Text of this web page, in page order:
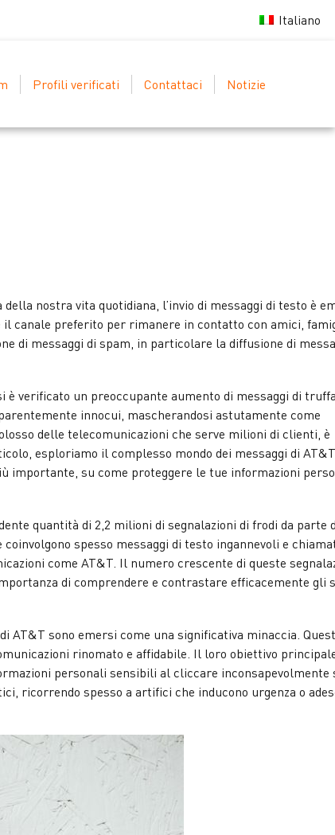
Italiano
Profili verificati Contattaci Notizie
nostra vita quotidiana, l’invio di messaggi di testo è
il canale preferito per rimanere in contatto con amici,
di messaggi di spam, in particolare la diffusione di
è verificato un preoccupante aumento di messaggi di
innocui, mascherandosi astutamente come
delle telecomunicazioni che serve milioni di clienti, è
esploriamo il complesso mondo dei messaggi di AT&T
importante, su come proteggere le tue informazioni
quantità di 2,2 milioni di segnalazioni di frodi da parte
spesso messaggi di testo ingannevoli e
come AT&T. Il numero crescente di queste
di comprendere e contrastare efficacemente gli
AT&T sono emersi come una significativa minaccia.
rinomato e affidabile. Il loro obiettivo
personali sensibili al cliccare inconsapevolmente
ricorrendo spesso a artifici che inducono urgenza o